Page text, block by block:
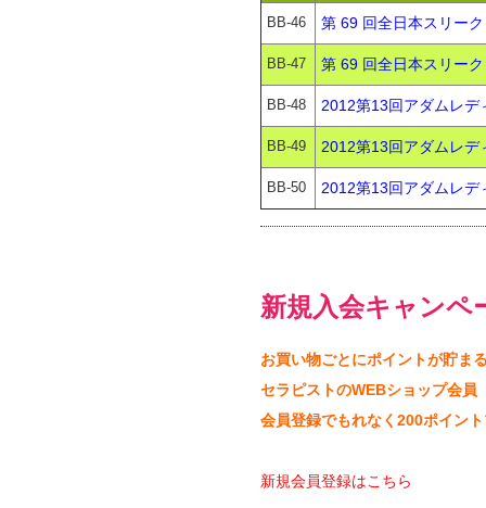
BB-46 第 69 回全日本スリー
BB-47 第 69 回全日本スリー
BB-48 2012第13回アダムレ
BB-49 2012第13回アダムレ
BB-50 2012第13回アダムレ
新規入会キャンペ
お買い物ごとにポイントが貯ま
セラピストのWEBショップ会員
会員登録でもれなく200ポイン
新規会員登録はこちら